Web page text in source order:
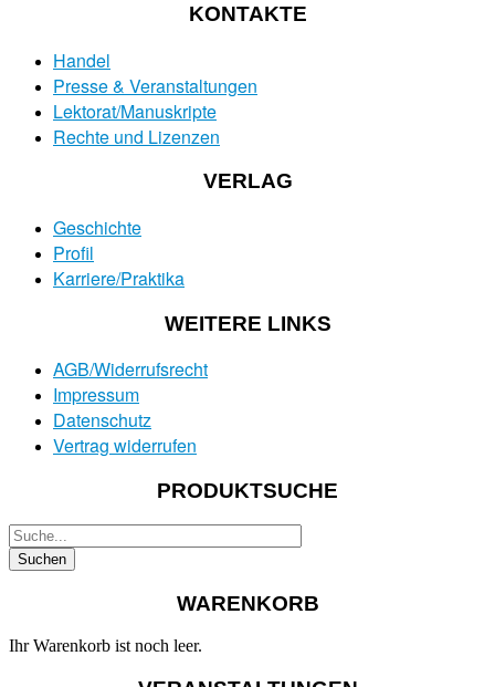
KONTAKTE
Handel
Presse & Veranstaltungen
Lektorat/Manuskripte
Rechte und Lizenzen
VERLAG
Geschichte
Profil
Karriere/Praktika
WEITERE LINKS
AGB/Widerrufsrecht
Impressum
Datenschutz
Vertrag widerrufen
PRODUKTSUCHE
WARENKORB
Ihr Warenkorb ist noch leer.